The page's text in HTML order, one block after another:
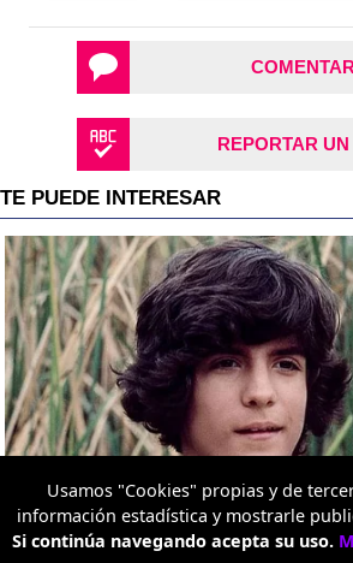
REPORTAR
Usamos "Cookies" propias y de
información estadística y mostrarle
Si continúa navegando acepta su uso.